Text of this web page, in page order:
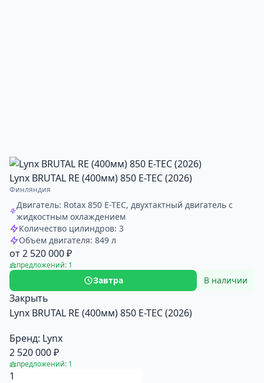
Lynx BRUTAL RE (400мм) 850 E-TEC (2026)
Финляндия
Двигатель: Rotax 850 E-TEC, двухтактный двигатель с
жидкостным охлаждением
Количество цилиндров: 3
Объем двигателя: 849 л
от 2 520 000 ₽
предложений: 1
Завтра В наличии
Закрыть
Lynx BRUTAL RE (400мм) 850 E-TEC (2026)
Бренд: Lynx
2 520 000 ₽
предложений: 1